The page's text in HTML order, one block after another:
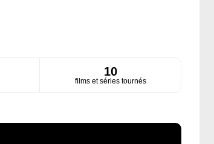
10
films et séries tournés